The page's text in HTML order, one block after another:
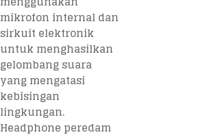
mikrofon internal dan
sirkuit elektronik
untuk menghasilkan
gelombang suara
yang mengatasi
kebisingan
lingkungan.
Headphone peredam